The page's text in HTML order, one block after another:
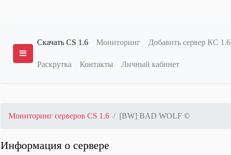
Переключение меню
Скачать CS 1.6 Мониторинг Добавить сервер КС 1.6
Раскрутка Контакты Личный кабинет
Мониторинг серверов CS 1.6 [BW] BAD WOLF ©
Информация о сервере